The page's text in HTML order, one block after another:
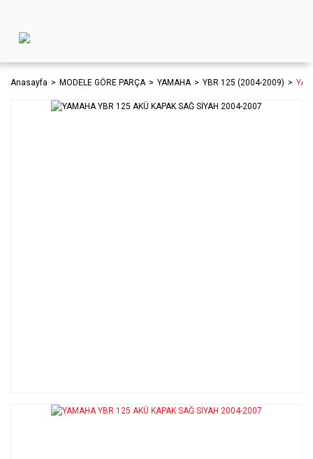
Anasayfa MODELE GÖRE PARÇA YAMAHA YBR 125 (2004-2009)